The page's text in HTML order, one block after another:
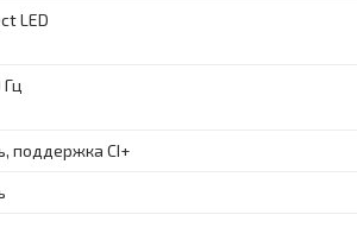
LED
поддержка CI+